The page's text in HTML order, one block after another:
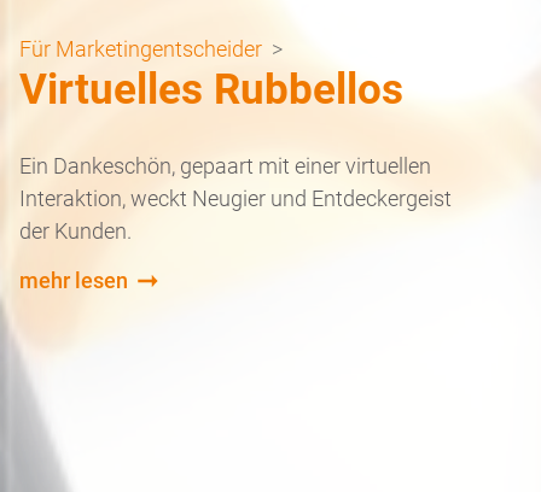
Für Marketingentscheider >
Virtuelles Rubbellos
Ein Dankeschön, gepaart mit einer virtuellen
Interaktion, weckt Neugier und Entdeckergeist
der Kunden.
mehr lesen